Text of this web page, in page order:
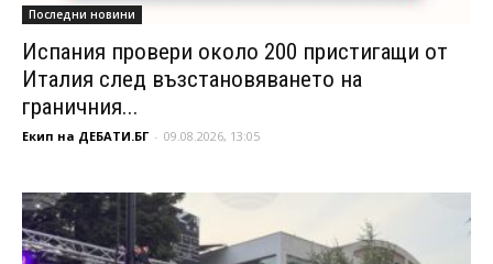
Последни новини
Испания провери около 200 пристигащи от
Италия след възстановяването на
граничния...
Екип на ДЕБАТИ.БГ - 09.08.2026, 13:05